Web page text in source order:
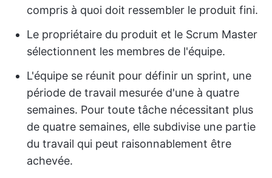
compris à quoi doit ressembler le produit fini.
Le propriétaire du produit et le Scrum Master
sélectionnent les membres de l'équipe.
L'équipe se réunit pour définir un sprint, une
période de travail mesurée d'une à quatre
semaines. Pour toute tâche nécessitant plus
de quatre semaines, elle subdivise une partie
du travail qui peut raisonnablement être
achevée.